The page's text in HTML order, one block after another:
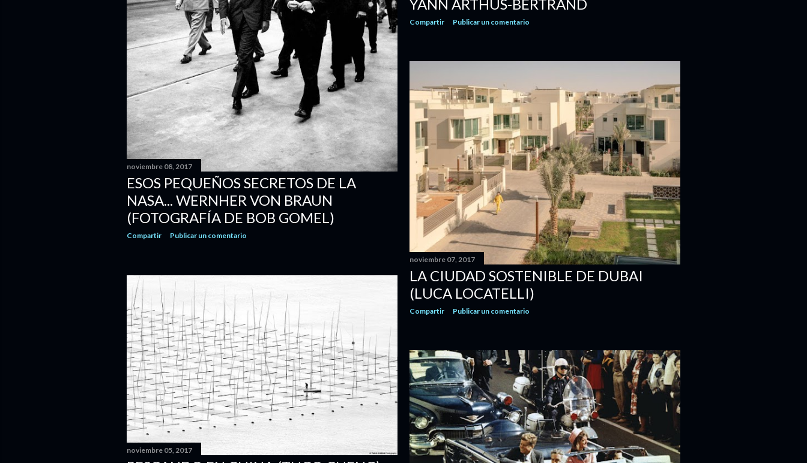
YANN ARTHUS-BERTRAND
Compartir Publicar un comentario
noviembre 08, 2017
ESOS PEQUEÑOS SECRETOS DE LA
NASA... WERNHER VON BRAUN
(FOTOGRAFÍA DE BOB GOMEL)
Compartir Publicar un comentario
noviembre 07, 2017
LA CIUDAD SOSTENIBLE DE DUBAI
(LUCA LOCATELLI)
Compartir Publicar un comentario
noviembre 05, 2017